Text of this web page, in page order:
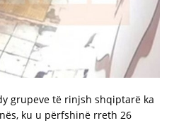
grupeve të rinjsh shqiptarë ka
ku u përfshinë rreth 26